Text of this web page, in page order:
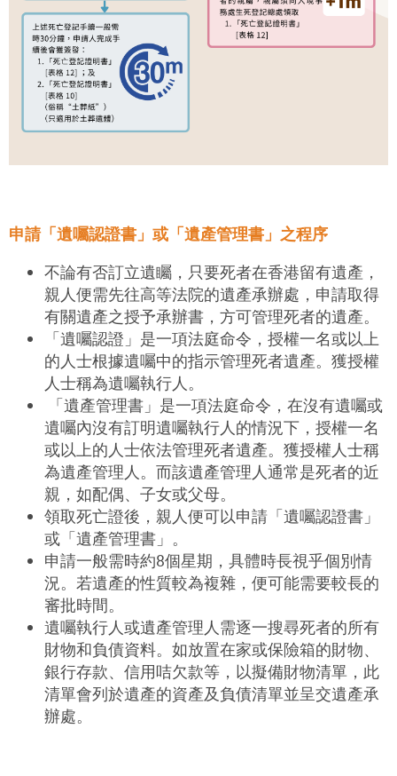
申請「遺囑認證書」或「遺產管理書」之程序
不論有否訂立遺矚，只要死者在香港留有遺產，
親人便需先往高等法院的遺產承辦處，申請取得
有關遺產之授予承辦書，方可管理死者的遺產。
「遺囑認證」是一項法庭命令，授權一名或以上
的人士根據遺囑中的指示管理死者遺產。獲授權
人士稱為遺囑執行人。
「遺產管理書」是一項法庭命令，在沒有遺囑或
遺囑內沒有訂明遺囑執行人的情況下，授權一名
或以上的人士依法管理死者遺產。獲授權人士稱
為遺產管理人。而該遺產管理人通常是死者的近
親，如配偶、子女或父母。
領取死亡證後，親人便可以申請「遺囑認證書」
或「遺產管理書」。
申請一般需時約8個星期，具體時長視乎個別情
況。若遺產的性質較為複雜，便可能需要較長的
審批時間。
遺囑執行人或遺產管理人需逐一搜尋死者的所有
財物和負債資料。如放置在家或保險箱的財物、
銀行存款、信用咭欠款等，以擬備財物清單，此
清單會列於遺產的資產及負債清單並呈交遺產承
辦處。